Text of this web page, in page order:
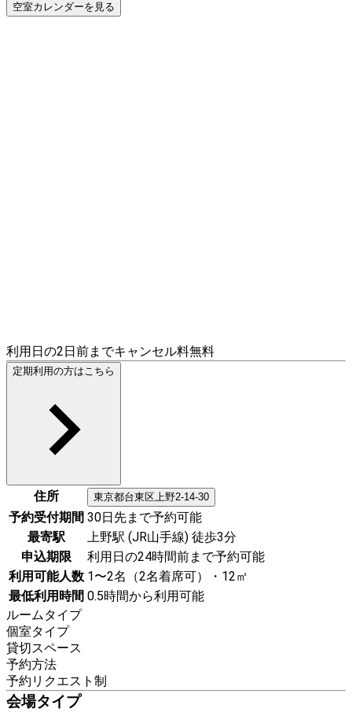
空室カレンダーを見る
利用日の2日前までキャンセル料無料
定期利用の方はこちら
住所 東京都台東区上野2-14-30
予約受付期間 30日先まで予約可能
最寄駅
上野駅 (JR山手線) 徒歩3分
申込期限
利用日の24時間前まで予約可能
利用可能人数 1〜2名（2名着席可）・12㎡
最低利用時間 0.5時間から利用可能
ルームタイプ
個室タイプ
貸切スペース
予約方法
予約リクエスト制
会場タイプ